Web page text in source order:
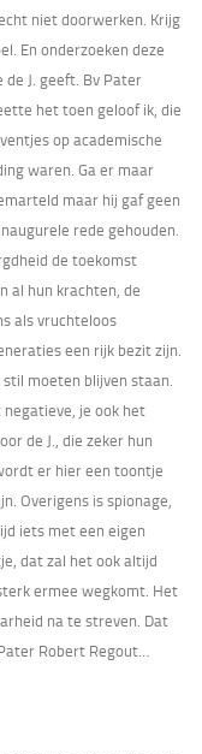
niet doorwerken. Krijg
En onderzoeken deze
de J. geeft. Bv Pater
het toen geloof ik, die
op academische
waren. Ga er maar
maar hij gaf geen
rede gehouden.
de toekomst
al hun krachten, de
als vruchteloos
een rijk bezit zijn.
moeten blijven staan.
je ook het
de J., die zeker hun
er hier een toontje
Overigens is spionage,
iets met een eigen
dat zal het ook altijd
ermee wegkomt. Het
na te streven. Dat
Robert Regout…